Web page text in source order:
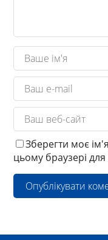
Зберегти моє
цьому браузері